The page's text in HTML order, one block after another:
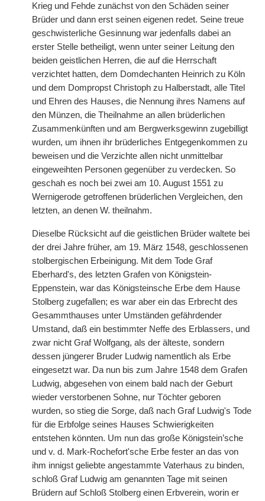
Krieg und Fehde zunächst von den Schäden seiner
Brüder und dann erst seinen eigenen redet. Seine treue
geschwisterliche Gesinnung war jedenfalls dabei an
erster Stelle betheiligt, wenn unter seiner Leitung den
beiden geistlichen Herren, die auf die Herrschaft
verzichtet hatten, dem Domdechanten Heinrich zu Köln
und dem Dompropst Christoph zu Halberstadt, alle Titel
und Ehren des Hauses, die Nennung ihres Namens auf
den Münzen, die Theilnahme an allen brüderlichen
Zusammenkünften und am Bergwerksgewinn zugebilligt
wurden, um ihnen ihr brüderliches Entgegenkommen zu
beweisen und die Verzichte allen nicht unmittelbar
eingeweihten Personen gegenüber zu verdecken. So
geschah es noch bei zwei am 10. August 1551 zu
Wernigerode getroffenen brüderlichen Vergleichen, den
letzten, an denen W. theilnahm.
Dieselbe Rücksicht auf die geistlichen Brüder waltete bei
der drei Jahre früher, am 19. März 1548, geschlossenen
stolbergischen Erbeinigung. Mit dem Tode Graf
Eberhard's, des letzten Grafen von Königstein-
Eppenstein, war das Königsteinsche Erbe dem Hause
Stolberg zugefallen; es war aber ein das Erbrecht des
Gesammthauses unter Umständen gefährdender
Umstand, daß ein bestimmter Neffe des Erblassers, und
zwar nicht Graf Wolfgang, als der älteste, sondern
dessen jüngerer Bruder Ludwig namentlich als Erbe
eingesetzt war. Da nun bis zum Jahre 1548 dem Grafen
Ludwig, abgesehen von einem bald nach der Geburt
wieder verstorbenen Sohne, nur Töchter geboren
wurden, so stieg die Sorge, daß nach Graf Ludwig's Tode
für die Erbfolge seines Hauses Schwierigkeiten
entstehen könnten. Um nun das große Königstein’sche
und v. d. Mark-Rochefort'sche Erbe fester an das von
ihm innigst geliebte angestammte Vaterhaus zu binden,
schloß Graf Ludwig am genannten Tage mit seinen
Brüdern auf Schloß Stolberg einen Erbverein, worin er